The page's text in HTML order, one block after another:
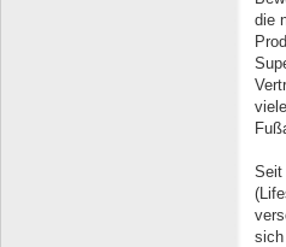
die
Seit
sich